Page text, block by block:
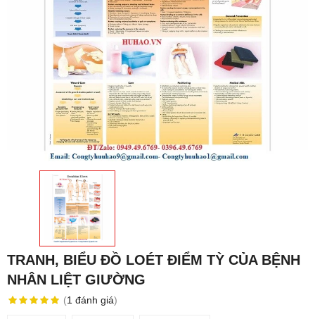
TRANH, BIỂU ĐỒ LOÉT ĐIỂM TỲ CỦA BỆNH
NHÂN LIỆT GIƯỜNG
(1 đánh giá)